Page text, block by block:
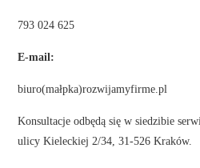
793 024 625
E-mail:
biuro(małpka)rozwijamyfirme.pl
Konsultacje odbędą się w siedzibie
ulicy Kieleckiej 2/34, 31-526 Kraków.